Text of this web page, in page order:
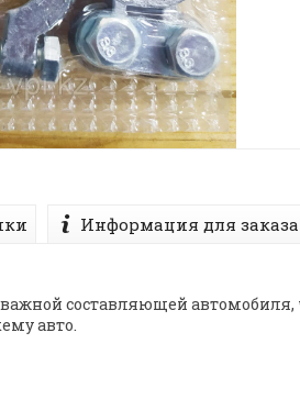
Информация для заказа
составляющей автомобиля,
авто.